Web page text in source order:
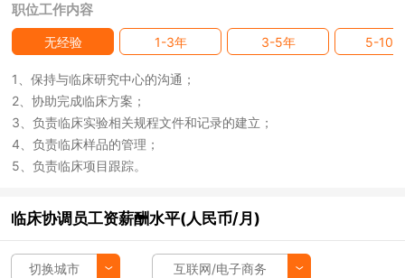
职位工作内容
无经验 1-3年 3-5年 5-10年
1、保持与临床研究中心的沟通；
2、协助完成临床方案；
3、负责临床实验相关规程文件和记录的建立；
4、负责临床样品的管理；
5、负责临床项目跟踪。
临床协调员工资薪酬水平(人民币/月)
切换城市 互联网/电子商务